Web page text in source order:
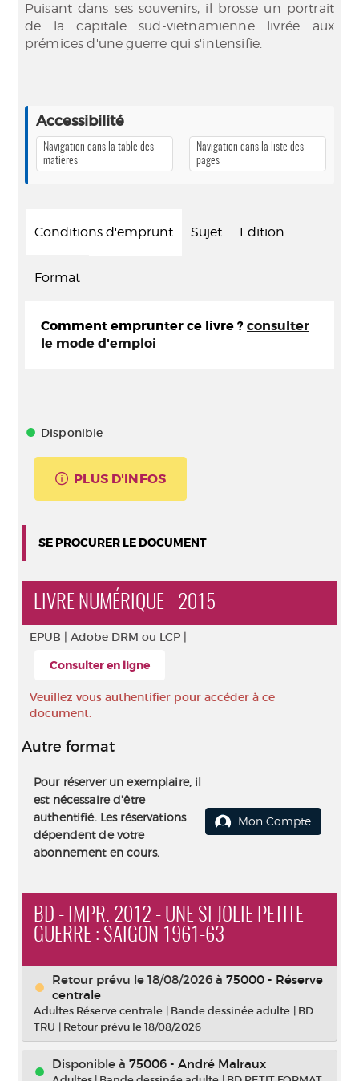
Puisant dans ses souvenirs, il brosse un portrait
de la capitale sud-vietnamienne livrée aux
prémices d'une guerre qui s'intensifie.
Accessibilité
Navigation dans la table des
matières
Navigation dans la liste des
pages
Conditions d'emprunt Sujet Edition
Format
Comment emprunter ce livre ? consulter
le mode d'emploi
Disponible
PLUS D'INFOS
SE PROCURER LE DOCUMENT
LIVRE NUMÉRIQUE - 2015
EPUB | Adobe DRM ou LCP |
Consulter en ligne
Veuillez vous authentifier pour accéder à ce
document.
Autre format
Pour réserver un exemplaire, il
est nécessaire d'être
authentifié. Les réservations
dépendent de votre
abonnement en cours.
Mon Compte
BD - IMPR. 2012 - UNE SI JOLIE PETITE
GUERRE : SAIGON 1961-63
Retour prévu le 18/08/2026 à 75000 - Réserve
centrale
Adultes Réserve centrale | Bande dessinée adulte | BD
TRU | Retour prévu le 18/08/2026
Disponible à 75006 - André Malraux